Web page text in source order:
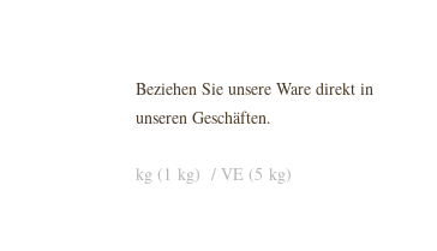
Beziehen Sie unsere Ware direkt in
unseren Geschäften.
kg (1 kg) / VE (5 kg)